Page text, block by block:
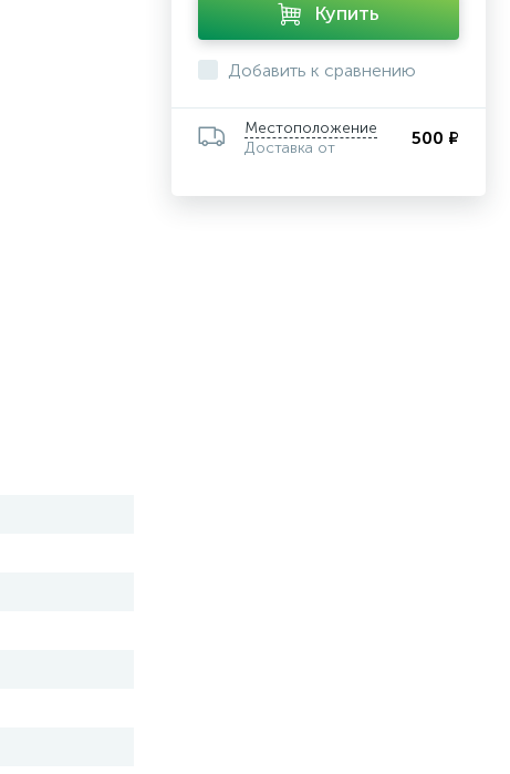
Купить
Добавить к сравнению
Местоположение
Доставка от
500 ₽